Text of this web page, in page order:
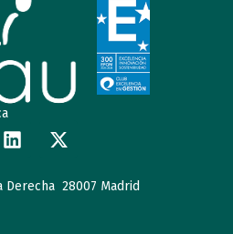
Derecha 28007 Madrid